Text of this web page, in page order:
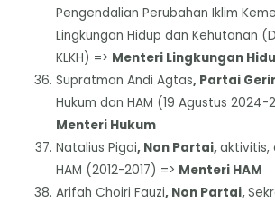
Pengendalian Perubahan Iklim
Lingkungan Hidup dan Kehutanan
KLKH) => Menteri Lingkungan
Supratman Andi Agtas, Partai
Hukum dan HAM (19 Agustus
Menteri Hukum
Natalius Pigai, Non Partai,aktivitis,
HAM (2012-2017) => Menteri HAM
Arifah Choiri Fauzi, Non Partai,